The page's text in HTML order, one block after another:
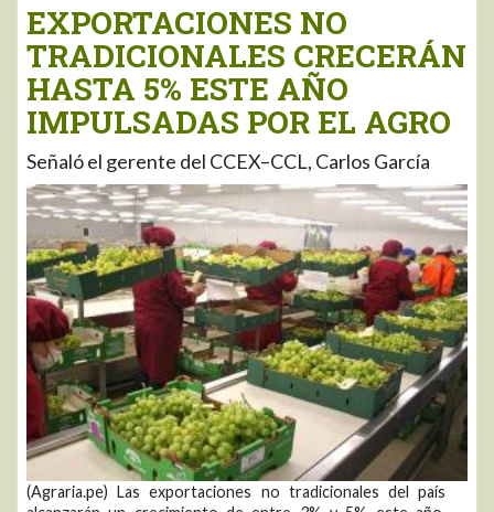
EXPORTACIONES NO
TRADICIONALES CRECERÁN
HASTA 5% ESTE AÑO
IMPULSADAS POR EL AGRO
Señaló el gerente del CCEX–CCL, Carlos García
(Agraria.pe) Las exportaciones no tradicionales del país